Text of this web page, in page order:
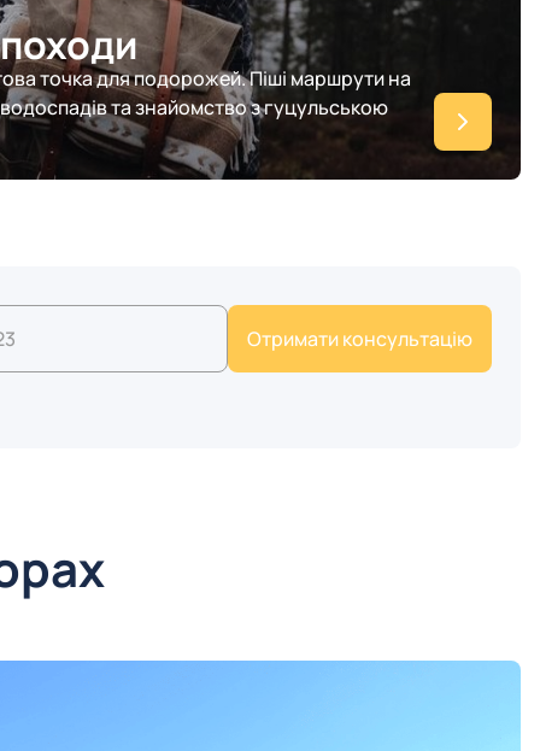
походи
точка для подорожей. Піші маршрути на
та знайомство з гуцульською